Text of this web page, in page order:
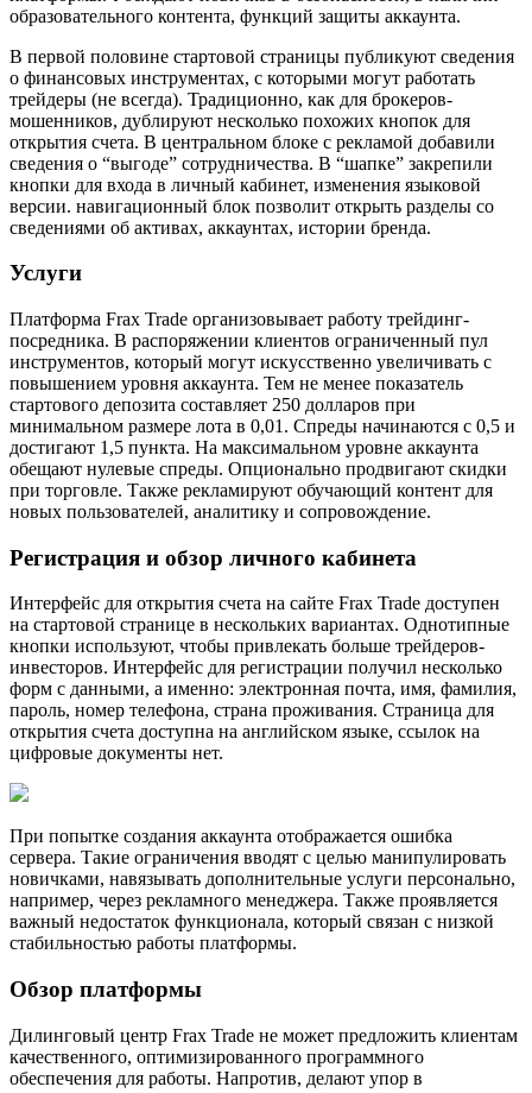
образовательного контента, функций защиты аккаунта.
В первой половине стартовой страницы публикуют сведения
о финансовых инструментах, с которыми могут работать
трейдеры (не всегда). Традиционно, как для брокеров-
мошенников, дублируют несколько похожих кнопок для
открытия счета. В центральном блоке с рекламой добавили
сведения о “выгоде” сотрудничества. В “шапке” закрепили
кнопки для входа в личный кабинет, изменения языковой
версии. навигационный блок позволит открыть разделы со
сведениями об активах, аккаунтах, истории бренда.
Услуги
Платформа Frax Trade организовывает работу трейдинг-
посредника. В распоряжении клиентов ограниченный пул
инструментов, который могут искусственно увеличивать с
повышением уровня аккаунта. Тем не менее показатель
стартового депозита составляет 250 долларов при
минимальном размере лота в 0,01. Спреды начинаются с 0,5 и
достигают 1,5 пункта. На максимальном уровне аккаунта
обещают нулевые спреды. Опционально продвигают скидки
при торговле. Также рекламируют обучающий контент для
новых пользователей, аналитику и сопровождение.
Регистрация и обзор личного кабинета
Интерфейс для открытия счета на сайте Frax Trade доступен
на стартовой странице в нескольких вариантах. Однотипные
кнопки используют, чтобы привлекать больше трейдеров-
инвесторов. Интерфейс для регистрации получил несколько
форм с данными, а именно: электронная почта, имя, фамилия,
пароль, номер телефона, страна проживания. Страница для
открытия счета доступна на английском языке, ссылок на
цифровые документы нет.
При попытке создания аккаунта отображается ошибка
сервера. Такие ограничения вводят с целью манипулировать
новичками, навязывать дополнительные услуги персонально,
например, через рекламного менеджера. Также проявляется
важный недостаток функционала, который связан с низкой
стабильностью работы платформы.
Обзор платформы
Дилинговый центр Frax Trade не может предложить клиентам
качественного, оптимизированного программного
обеспечения для работы. Напротив, делают упор в